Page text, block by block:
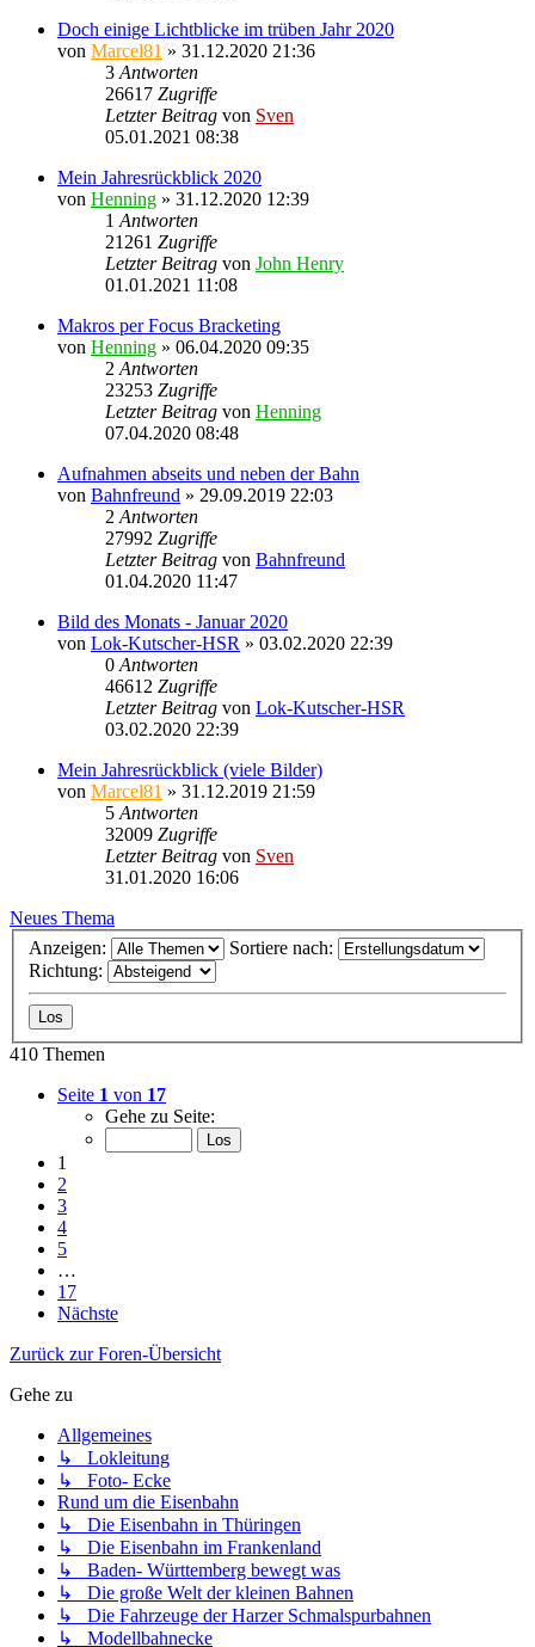
Doch einige Lichtblicke im trüben Jahr 2020
von Marcel81 » 31.12.2020 21:36
3 Antworten
26617 Zugriffe
Letzter Beitrag von Sven
05.01.2021 08:38
Mein Jahresrückblick 2020
von Henning » 31.12.2020 12:39
1 Antworten
21261 Zugriffe
Letzter Beitrag von John Henry
01.01.2021 11:08
Makros per Focus Bracketing
von Henning » 06.04.2020 09:35
2 Antworten
23253 Zugriffe
Letzter Beitrag von Henning
07.04.2020 08:48
Aufnahmen abseits und neben der Bahn
von Bahnfreund » 29.09.2019 22:03
2 Antworten
27992 Zugriffe
Letzter Beitrag von Bahnfreund
01.04.2020 11:47
Bild des Monats - Januar 2020
von Lok-Kutscher-HSR » 03.02.2020 22:39
0 Antworten
46612 Zugriffe
Letzter Beitrag von Lok-Kutscher-HSR
03.02.2020 22:39
Mein Jahresrückblick (viele Bilder)
von Marcel81 » 31.12.2019 21:59
5 Antworten
32009 Zugriffe
Letzter Beitrag von Sven
31.01.2020 16:06
Neues Thema
Anzeigen:
Sortiere nach:
Richtung:
410 Themen
Seite 1 von 17
Gehe zu Seite:
1
2
3
4
5
…
17
Nächste
Zurück zur Foren-Übersicht
Gehe zu
Allgemeines
↳ Lokleitung
↳ Foto- Ecke
Rund um die Eisenbahn
↳ Die Eisenbahn in Thüringen
↳ Die Eisenbahn im Frankenland
↳ Baden- Württemberg bewegt was
↳ Die große Welt der kleinen Bahnen
↳ Die Fahrzeuge der Harzer Schmalspurbahnen
↳ Modellbahnecke